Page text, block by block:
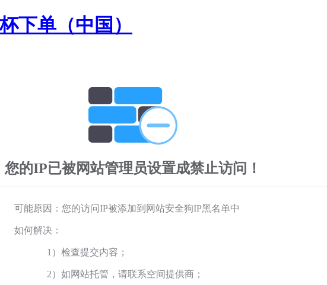
下单（中国）
您的IP已被网站管理员设置成禁止访问！
可能原因：您的访问IP被添加到网站安全狗IP黑名单中
如何解决：
1）检查提交内容；
2）如网站托管，请联系空间提供商；